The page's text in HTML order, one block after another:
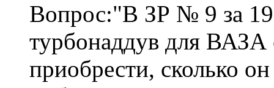
Вопрос:"В ЗР № 9 за
турбонаддув для
приобрести, сколько